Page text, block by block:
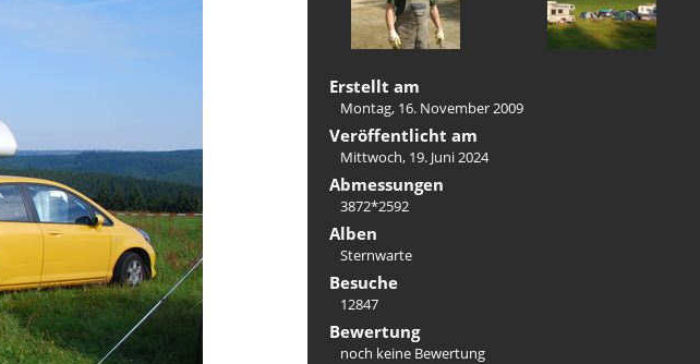
Erstellt am
Montag, 16. November 2009
Veröffentlicht am
Mittwoch, 19. Juni 2024
Abmessungen
3872*2592
Alben
Sternwarte
Besuche
12847
Bewertung
noch keine Bewertung